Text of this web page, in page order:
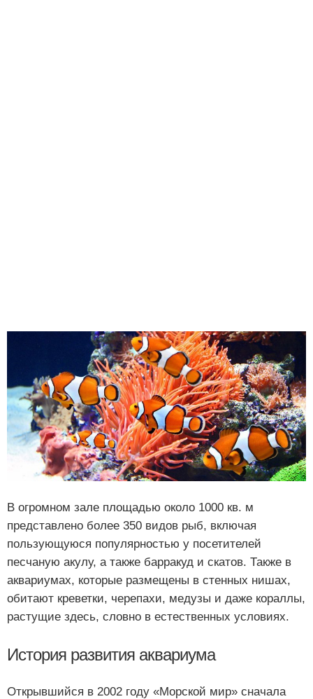
В огромном зале площадью около 1000 кв. м
представлено более 350 видов рыб, включая
пользующуюся популярностью у посетителей
песчаную акулу, а также барракуд и скатов. Также в
аквариумах, которые размещены в стенных нишах,
обитают креветки, черепахи, медузы и даже кораллы,
растущие здесь, словно в естественных условиях.
История развития аквариума
Открывшийся в 2002 году «Морской мир» сначала